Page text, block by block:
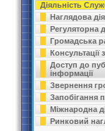
Діяльність
Наглядова
Регуляторна
Громадська
Консультації
Доступ до
інформації
Звернення
Запобігання
Міжнародна
Ринковий